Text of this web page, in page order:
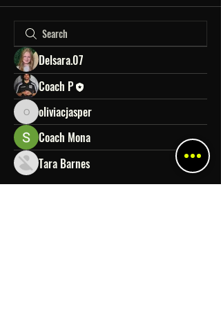
Delsara.07
Coach P
oliviacjasper
oliviacjasper
Coach Mona
Tara Barnes